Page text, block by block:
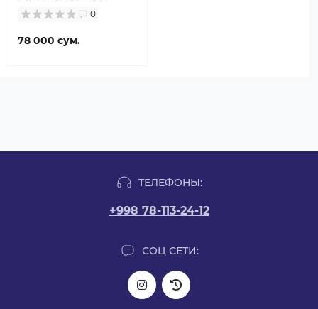
0
78 000 сум.
ТЕЛЕФОНЫ:
+998 78-113-24-12
СОЦ СЕТИ: